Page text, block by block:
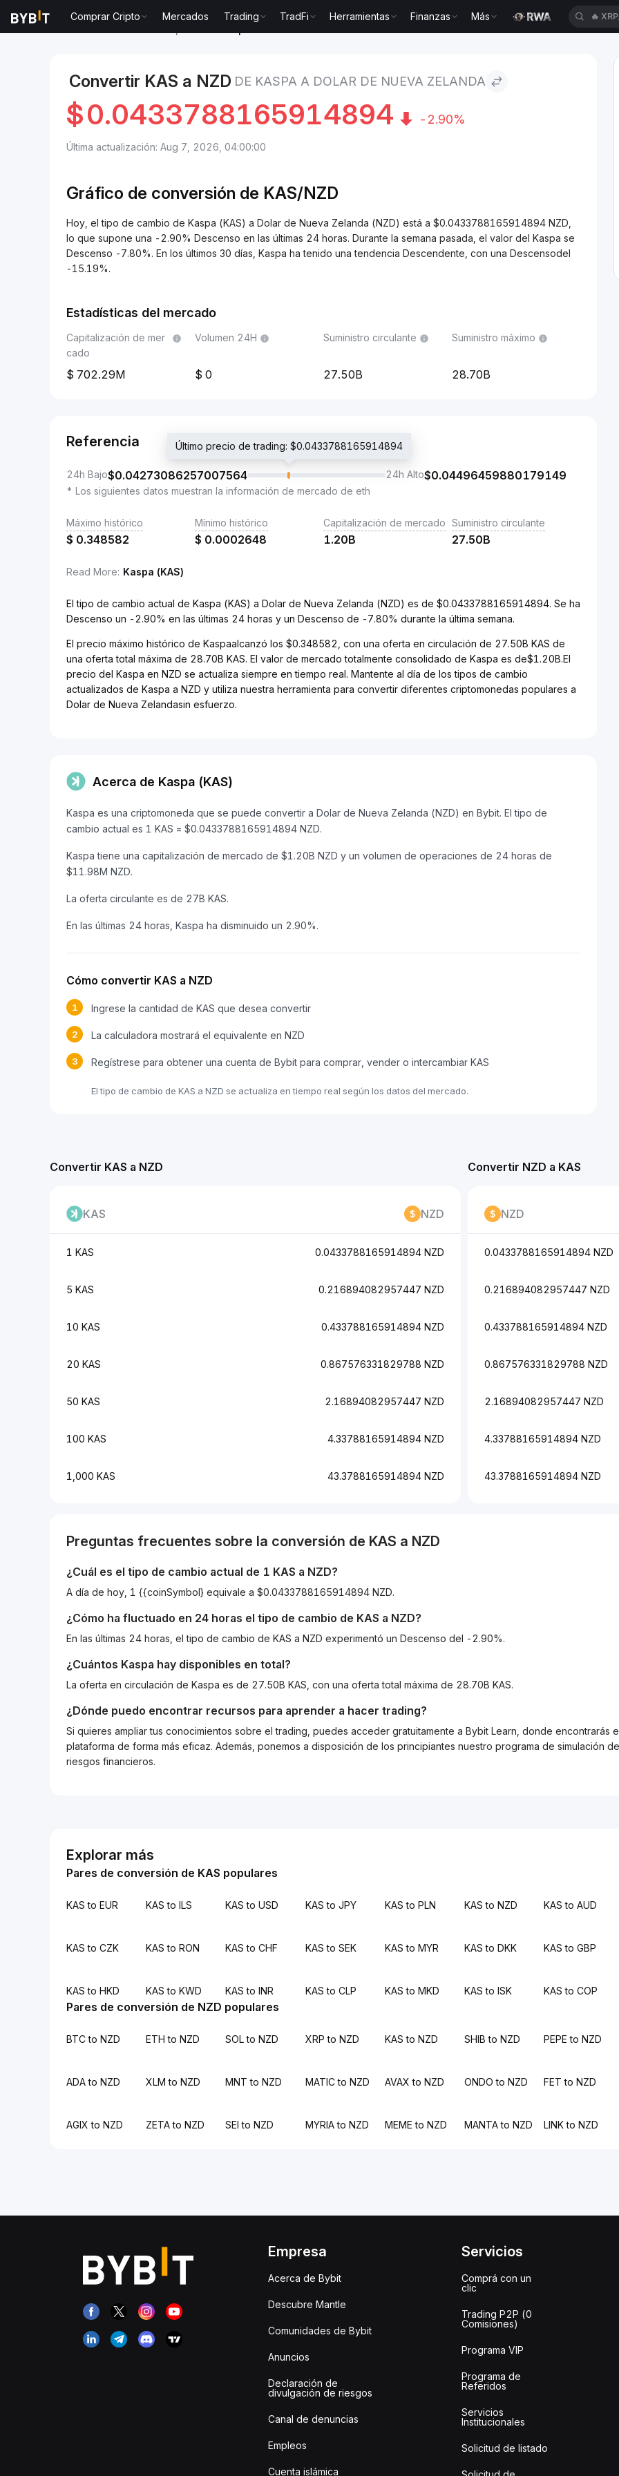
Comprar Cripto Mercados Trading TradFi Herramientas Finanzas Más 🔥
Convertir KAS a NZD DE KASPA A DOLAR DE NUEVA ZELANDA
$0.0433788165914894 -2.90%
Última actualización: Aug 7, 2026, 04:00:00
Gráfico de conversión de KAS/NZD
Hoy, el tipo de cambio de Kaspa (KAS) a Dolar de Nueva Zelanda (NZD) está a $0.0433788165914894 NZD,
lo que supone una -2.90% Descenso en las últimas 24 horas. Durante la semana pasada, el valor del Kaspa se
Descenso -7.80%. En los últimos 30 días, Kaspa ha tenido una tendencia Descendente, con una Descensodel
-15.19%.
Estadísticas del mercado
Capitalización de mer
cado
702.29M
Volumen 24H
0
Suministro circulante
27.50B
Suministro máximo
28.70B
Referencia
24h Bajo$0.04273086257007564
Último precio de trading: $0.0433788165914894
24h Alto$0.04496459880179149
* Los siguientes datos muestran la información de mercado de eth
Máximo histórico
$ 0.348582
Mínimo histórico
$ 0.0002648
Capitalización de mercado
1.20B
Suministro circulante
27.50B
Read More: Kaspa (KAS)
El tipo de cambio actual de Kaspa (KAS) a Dolar de Nueva Zelanda (NZD) es de $0.0433788165914894. Se ha
Descenso un -2.90% en las últimas 24 horas y un Descenso de -7.80% durante la última semana.
El precio máximo histórico de Kaspaalcanzó los $0.348582, con una oferta en circulación de 27.50B KAS de
una oferta total máxima de 28.70B KAS. El valor de mercado totalmente consolidado de Kaspa es de$1.20B.El
precio del Kaspa en NZD se actualiza siempre en tiempo real. Mantente al día de los tipos de cambio
actualizados de Kaspa a NZD y utiliza nuestra herramienta para convertir diferentes criptomonedas populares a
Dolar de Nueva Zelandasin esfuerzo.
Acerca de Kaspa (KAS)
Kaspa es una criptomoneda que se puede convertir a Dolar de Nueva Zelanda (NZD) en Bybit. El tipo de
cambio actual es 1 KAS = $0.0433788165914894 NZD.
Kaspa tiene una capitalización de mercado de $1.20B NZD y un volumen de operaciones de 24 horas de
$11.98M NZD.
La oferta circulante es de 27B KAS.
En las últimas 24 horas, Kaspa ha disminuido un 2.90%.
Cómo convertir KAS a NZD
1 Ingrese la cantidad de KAS que desea convertir
2 La calculadora mostrará el equivalente en NZD
3 Regístrese para obtener una cuenta de Bybit para comprar, vender o intercambiar KAS
El tipo de cambio de KAS a NZD se actualiza en tiempo real según los datos del mercado.
Convertir KAS a NZD
KAS NZD
1 KAS 0.0433788165914894 NZD
5 KAS 0.216894082957447 NZD
10 KAS 0.433788165914894 NZD
20 KAS 0.867576331829788 NZD
50 KAS 2.16894082957447 NZD
100 KAS 4.33788165914894 NZD
1,000 KAS 43.3788165914894 NZD
Convertir NZD a KAS
NZD
0.0433788165914894 NZD
0.216894082957447 NZD
0.433788165914894 NZD
0.867576331829788 NZD
2.16894082957447 NZD
4.33788165914894 NZD
43.3788165914894 NZD
Preguntas frecuentes sobre la conversión de KAS a NZD
¿Cuál es el tipo de cambio actual de 1 KAS a NZD?
A día de hoy, 1 {{coinSymbol} equivale a $0.0433788165914894 NZD.
¿Cómo ha fluctuado en 24 horas el tipo de cambio de KAS a NZD?
En las últimas 24 horas, el tipo de cambio de KAS a NZD experimentó un Descenso del -2.90%.
¿Cuántos Kaspa hay disponibles en total?
La oferta en circulación de Kaspa es de 27.50B KAS, con una oferta total máxima de 28.70B KAS.
¿Dónde puedo encontrar recursos para aprender a hacer trading?
Si quieres ampliar tus conocimientos sobre el trading, puedes acceder gratuitamente a Bybit Learn, donde encontrarás
plataforma de forma más eficaz. Además, ponemos a disposición de los principiantes nuestro programa de simulación
riesgos financieros.
Explorar más
Pares de conversión de KAS populares
KAS to EUR KAS to ILS KAS to USD KAS to JPY KAS to PLN KAS to NZD KAS to AUD
KAS to CZK KAS to RON KAS to CHF KAS to SEK KAS to MYR KAS to DKK KAS to GBP
KAS to HKD KAS to KWD KAS to INR KAS to CLP KAS to MKD KAS to ISK KAS to COP
Pares de conversión de NZD populares
BTC to NZD ETH to NZD SOL to NZD XRP to NZD KAS to NZD SHIB to NZD PEPE to NZD
ADA to NZD XLM to NZD MNT to NZD MATIC to NZD AVAX to NZD ONDO to NZD FET to NZD
AGIX to NZD ZETA to NZD SEI to NZD MYRIA to NZD MEME to NZD MANTA to NZD LINK to NZD
Empresa
Acerca de Bybit
Descubre Mantle
Comunidades de Bybit
Anuncios
Declaración de
divulgación de riesgos
Canal de denuncias
Empleos
Cuenta islámica
Servicios
Comprá con un
clic
Trading P2P (0
Comisiones)
Programa VIP
Programa de
Referidos
Servicios
Institucionales
Solicitud de listado